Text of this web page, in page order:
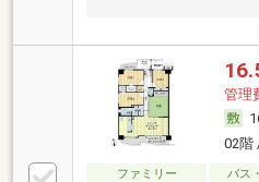
管理
02階
ファミリー バス